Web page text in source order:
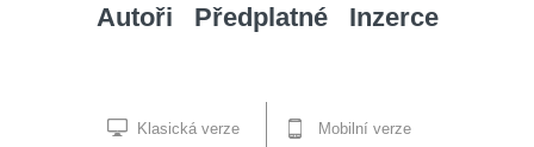
Autoři Předplatné Inzerce
Klasická verze Mobilní verze